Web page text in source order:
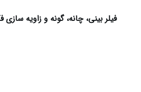
فیلر بینی، چانه، گونه و زاویه